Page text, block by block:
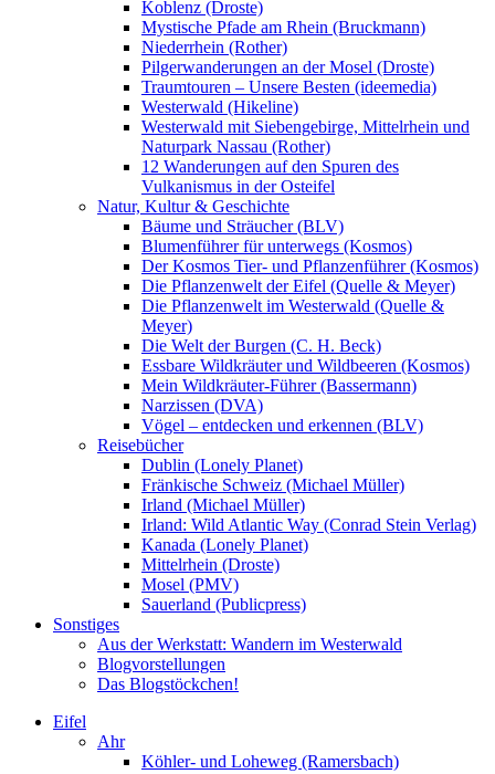
Koblenz (Droste)
Mystische Pfade am Rhein (Bruckmann)
Niederrhein (Rother)
Pilgerwanderungen an der Mosel (Droste)
Traumtouren – Unsere Besten (ideemedia)
Westerwald (Hikeline)
Westerwald mit Siebengebirge, Mittelrhein und
Naturpark Nassau (Rother)
12 Wanderungen auf den Spuren des
Vulkanismus in der Osteifel
Natur, Kultur & Geschichte
Bäume und Sträucher (BLV)
Blumenführer für unterwegs (Kosmos)
Der Kosmos Tier- und Pflanzenführer (Kosmos)
Die Pflanzenwelt der Eifel (Quelle & Meyer)
Die Pflanzenwelt im Westerwald (Quelle &
Meyer)
Die Welt der Burgen (C. H. Beck)
Essbare Wildkräuter und Wildbeeren (Kosmos)
Mein Wildkräuter-Führer (Bassermann)
Narzissen (DVA)
Vögel – entdecken und erkennen (BLV)
Reisebücher
Dublin (Lonely Planet)
Fränkische Schweiz (Michael Müller)
Irland (Michael Müller)
Irland: Wild Atlantic Way (Conrad Stein Verlag)
Kanada (Lonely Planet)
Mittelrhein (Droste)
Mosel (PMV)
Sauerland (Publicpress)
Sonstiges
Aus der Werkstatt: Wandern im Westerwald
Blogvorstellungen
Das Blogstöckchen!
Eifel
Ahr
Köhler- und Loheweg (Ramersbach)